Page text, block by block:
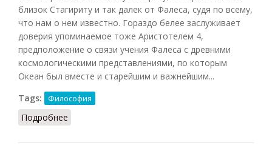
близок Стагириту и так далек от Фалеса, судя по всему,
что нам о нем известно. Гораздо белее заслуживает
доверия упоминаемое тоже Аристотелем 4,
предположение о связи учения Фалеса с древними
космологическими представлениями, по которым
Океан был вместе и старейшим и важнейшим...
Tags:
Философия
Подробнее